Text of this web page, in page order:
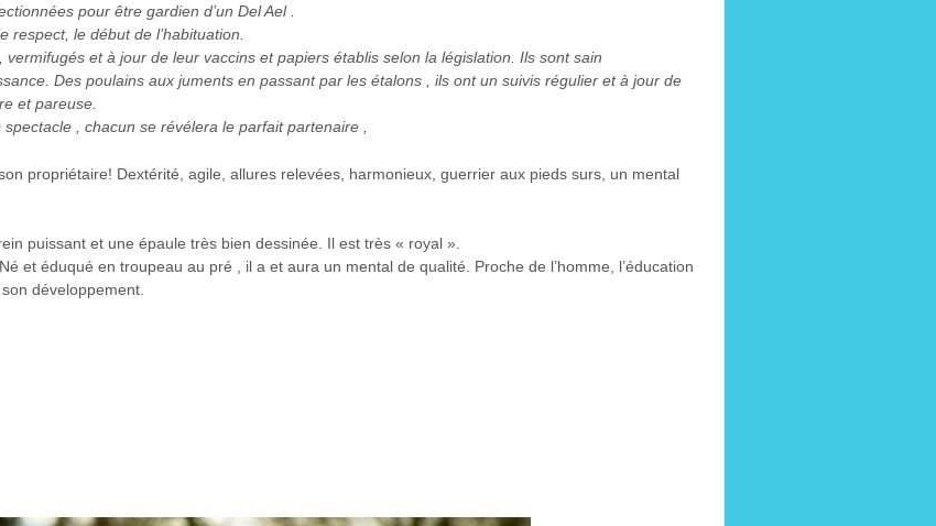
pour être gardien d’un Del Ael .
le début de l’habituation.
et à jour de leur vaccins et papiers établis selon la législation. Ils sont sain
Des poulains aux juments en passant par les étalons , ils ont un suivis régulier et à jour de
et pareuse.
, chacun se révélera le parfait partenaire ,
propriétaire! Dextérité, agile, allures relevées, harmonieux, guerrier aux pieds surs, un mental
puissant et une épaule très bien dessinée. Il est très « royal ».
et éduqué en troupeau au pré , il a et aura un mental de qualité. Proche de l’homme, l’éducation
développement.